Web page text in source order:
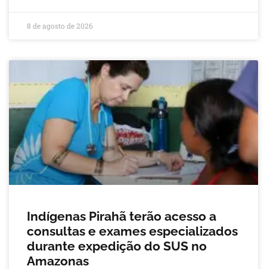
8 de agosto de 2026
Indígenas Pirahã terão acesso a
consultas e exames especializados
durante expedição do SUS no
Amazonas